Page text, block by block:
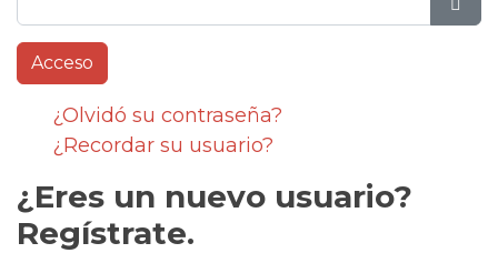
¿Olvidó su contraseña?
¿Recordar su usuario?
¿Eres un nuevo usuario?
Regístrate.